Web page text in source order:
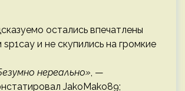
остались впечатлены
и не скупились на громкие
нереально», —
JakoMako89;